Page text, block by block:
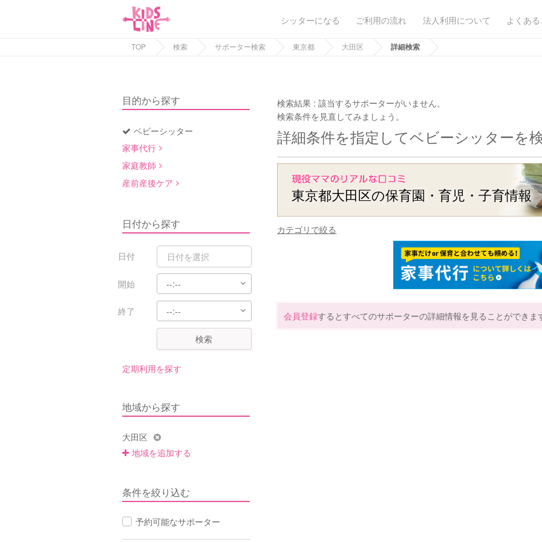
シッターになる ご利用の流れ 法人利用について よくあ
TOP 検索 サポーター検索 東京都 大田区 詳細検索
目的から探す
ベビーシッター
家事代行
家庭教師
産前産後ケア
日付から探す
日付
開始
終了
検索
定期利用を探す
地域から探す
大田区
地域を追加する
条件を絞り込む
予約可能なサポーター
検索結果 :該当するサポーターがいません。
検索条件を見直してみましょう。
詳細条件を指定してベビーシッターを
東京都大田区の保育園・育児・子育情報
カテゴリで絞る
会員登録するとすべてのサポーターの詳細情報を見ることができま